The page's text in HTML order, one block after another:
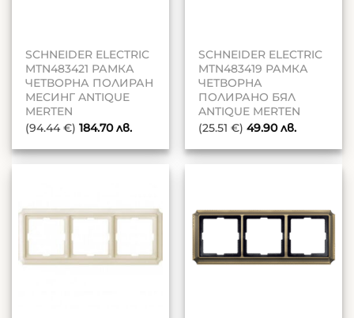
SCHNEIDER ELECTRIC
MTN483421 РАМКА
ЧЕТВОРНА ПОЛИРАН
МЕСИНГ ANTIQUE
MERTEN
(94.44 €) 184.70лв.
SCHNEIDER ELECTRIC
MTN483419 РАМКА
ЧЕТВОРНА
ПОЛИРАНО БЯЛ
ANTIQUE MERTEN
(25.51 €) 49.90лв.